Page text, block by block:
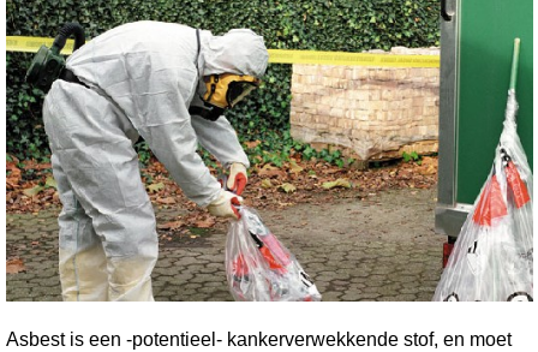
Asbest is een -potentieel- kankerverwekkende stof, en moet